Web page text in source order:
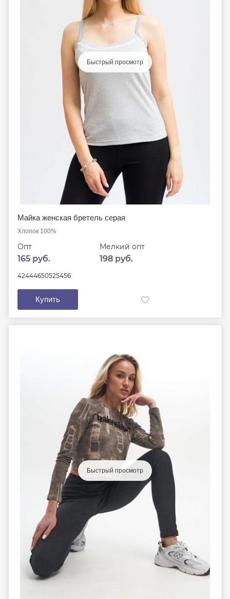
Быстрый просмотр
Майка женская бретель серая
Хлопок 100%
Опт Мелкий опт
165 руб. 198 руб.
42444650525456
Купить
Быстрый просмотр